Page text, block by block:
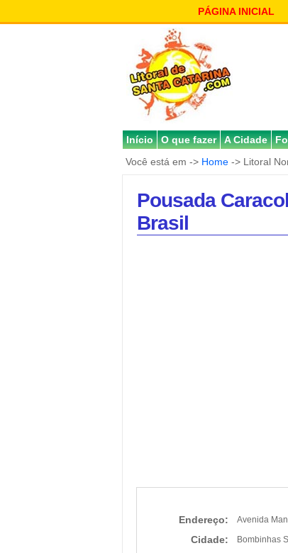
PÁGINA INICIAL
Início O que fazer A Cidade
Você está em -> Home -> Litoral
Pousada
Brasil
Endereço: Avenida
Cidade: Bombinhas